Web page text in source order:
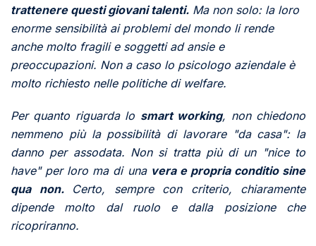
trattenere questi giovani talenti. Ma non solo: la loro
enorme sensibilità ai problemi del mondo li rende
anche molto fragili e soggetti ad ansie e
preoccupazioni. Non a caso lo psicologo aziendale è
molto richiesto nelle politiche di welfare.
Per quanto riguarda lo smart working, non chiedono
nemmeno più la possibilità di lavorare "da casa": la
danno per assodata. Non si tratta più di un "nice to
have" per loro ma di una vera e propria conditio sine
qua non. Certo, sempre con criterio, chiaramente
dipende molto dal ruolo e dalla posizione che
ricopriranno.